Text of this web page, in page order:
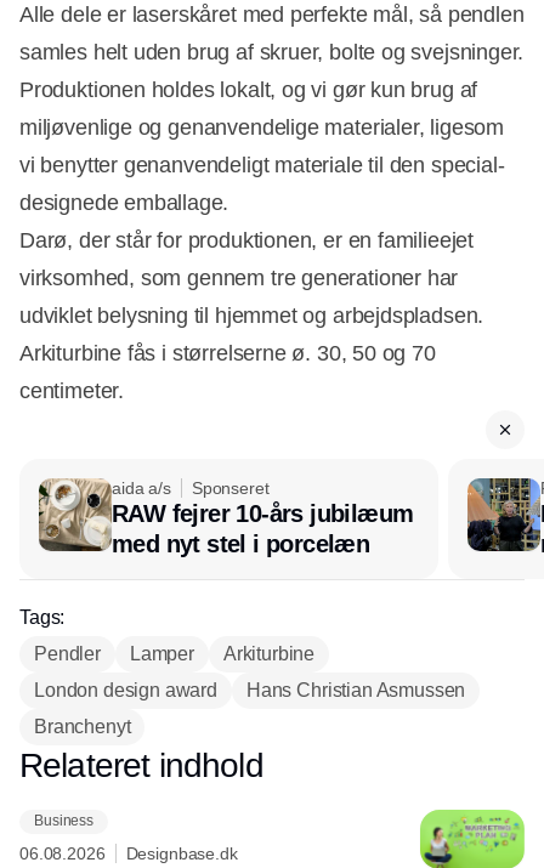
Alle dele er laserskåret med perfekte mål, så pendlen
samles helt uden brug af skruer, bolte og svejsninger.
Produktionen holdes lokalt, og vi gør kun brug af
miljøvenlige og genanvendelige materialer, ligesom
vi benytter genanvendeligt materiale til den special-
designede emballage.
Darø, der står for produktionen, er en familieejet
virksomhed, som gennem tre generationer har
udviklet belysning til hjemmet og arbejdspladsen.
Arkiturbine fås i størrelserne ø. 30, 50 og 70
centimeter.
aida a/s Sponseret
RAW fejrer 10-års jubilæum
med nyt stel i porcelæn
Tags:
Pendler
Lamper
Arkiturbine
London design award
Hans Christian Asmussen
Branchenyt
Annonce
Relateret indhold
Business
06.08.2026 Designbase.dk